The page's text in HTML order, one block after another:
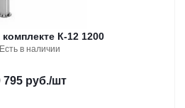
К-12 1200
Есть в наличии
795 руб./шт